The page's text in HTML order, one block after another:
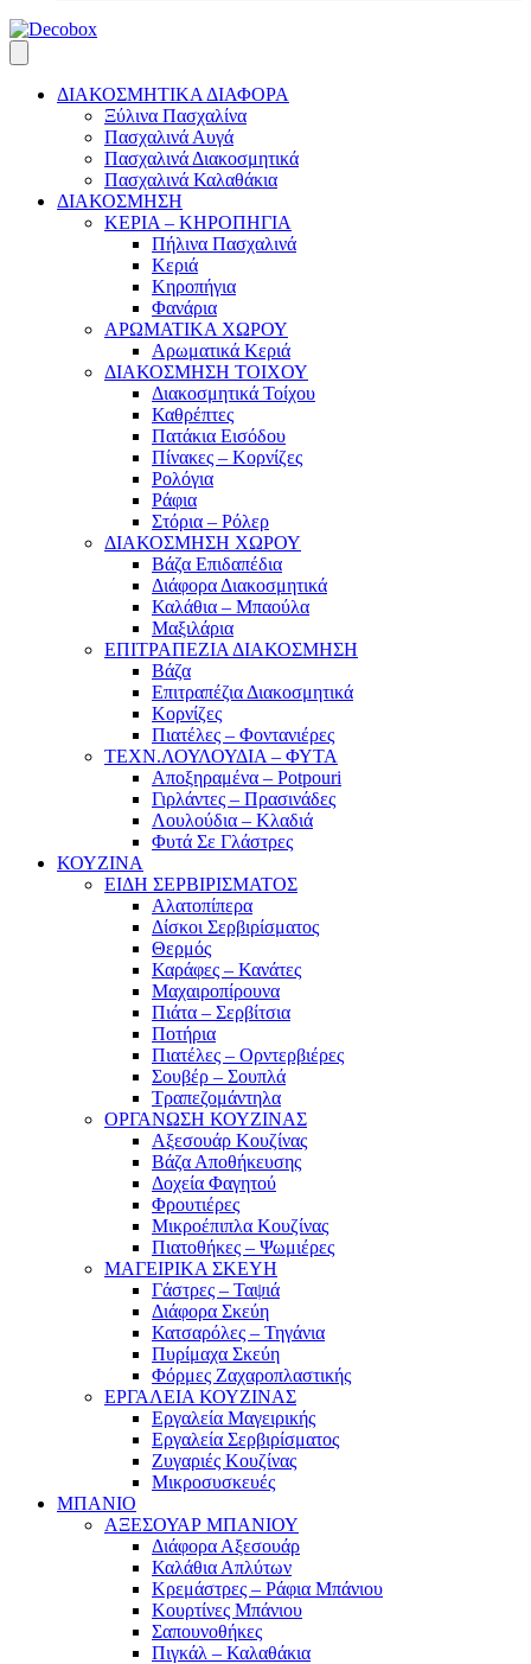
ΔΙΑΚΟΣΜΗΤΙΚΑ ΔΙΑΦΟΡΑ
Ξύλινα Πασχαλίνα
Πασχαλινά Αυγά
Πασχαλινά Διακοσμητικά
Πασχαλινά Καλαθάκια
ΔΙΑΚΟΣΜΗΣΗ
ΚΕΡΙΑ – ΚΗΡΟΠΗΓΙΑ
Πήλινα Πασχαλινά
Κεριά
Κηροπήγια
Φανάρια
ΑΡΩΜΑΤΙΚΑ ΧΩΡΟΥ
Αρωματικά Κεριά
ΔΙΑΚΟΣΜΗΣΗ ΤΟΙΧΟΥ
Διακοσμητικά Τοίχου
Καθρέπτες
Πατάκια Εισόδου
Πίνακες – Κορνίζες
Ρολόγια
Ράφια
Στόρια – Ρόλερ
ΔΙΑΚΟΣΜΗΣΗ ΧΩΡΟΥ
Βάζα Επιδαπέδια
Διάφορα Διακοσμητικά
Καλάθια – Μπαούλα
Μαξιλάρια
ΕΠΙΤΡΑΠΕΖΙΑ ΔΙΑΚΟΣΜΗΣΗ
Βάζα
Επιτραπέζια Διακοσμητικά
Κορνίζες
Πιατέλες – Φοντανιέρες
ΤΕΧΝ.ΛΟΥΛΟΥΔΙΑ – ΦΥΤΑ
Αποξηραμένα – Potpouri
Γιρλάντες – Πρασινάδες
Λουλούδια – Κλαδιά
Φυτά Σε Γλάστρες
ΚΟΥΖΙΝΑ
ΕΙΔΗ ΣΕΡΒΙΡΙΣΜΑΤΟΣ
Αλατοπίπερα
Δίσκοι Σερβιρίσματος
Θερμός
Καράφες – Κανάτες
Μαχαιροπίρουνα
Πιάτα – Σερβίτσια
Ποτήρια
Πιατέλες – Ορντερβιέρες
Σουβέρ – Σουπλά
Τραπεζομάντηλα
ΟΡΓΑΝΩΣΗ ΚΟΥΖΙΝΑΣ
Αξεσουάρ Κουζίνας
Βάζα Αποθήκευσης
Δοχεία Φαγητού
Φρουτιέρες
Μικροέπιπλα Κουζίνας
Πιατοθήκες – Ψωμιέρες
ΜΑΓΕΙΡΙΚΑ ΣΚΕΥΗ
Γάστρες – Ταψιά
Διάφορα Σκεύη
Κατσαρόλες – Τηγάνια
Πυρίμαχα Σκεύη
Φόρμες Ζαχαροπλαστικής
ΕΡΓΑΛΕΙΑ ΚΟΥΖΙΝΑΣ
Εργαλεία Μαγειρικής
Εργαλεία Σερβιρίσματος
Ζυγαριές Κουζίνας
Μικροσυσκευές
ΜΠΑΝΙΟ
ΑΞΕΣΟΥΑΡ ΜΠΑΝΙΟΥ
Διάφορα Αξεσουάρ
Καλάθια Απλύτων
Κρεμάστρες – Ράφια Μπάνιου
Κουρτίνες Μπάνιου
Σαπουνοθήκες
Πιγκάλ – Καλαθάκια